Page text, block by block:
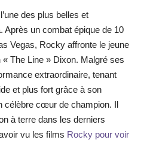
des plus belles et
Après un combat épique de 10
Vegas, Rocky affronte le jeune
The Line » Dixon. Malgré ses
extraordinaire, tenant
et plus fort grâce à son
célèbre cœur de champion. Il
à terre dans les derniers
vu les films Rocky pour voir